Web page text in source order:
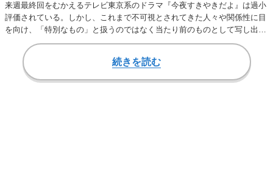
来週最終回をむかえるテレビ東京系のドラマ『今夜すきやきだよ』は過小
評価されている。しかし、これまで不可視とされてきた人々や関係性に目
を向け、「特別なもの」と扱うのではなく当たり前のものとして写し出
し、さらに、新たな…
続きを読む